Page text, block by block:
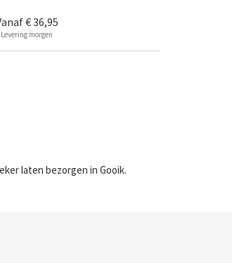
€ 36,95
Levering morgen
laten bezorgen in Gooik.